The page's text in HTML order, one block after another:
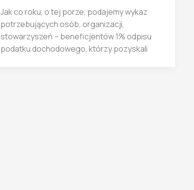
Jak co roku, o tej porze, podajemy wykaz
potrzebujących osób, organizacji,
stowarzyszeń – beneficjentów 1% odpisu
podatku dochodowego, którzy pozyskali